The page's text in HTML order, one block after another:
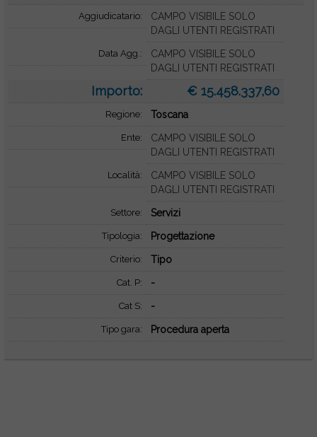
Aggiudicatario:
CAMPO VISIBILE SOLO
DAGLI UTENTI REGISTRATI
Data Agg.:
CAMPO VISIBILE SOLO
DAGLI UTENTI REGISTRATI
Importo: € 15.458.337,60
Regione: Toscana
Ente:
CAMPO VISIBILE SOLO
DAGLI UTENTI REGISTRATI
Località:
CAMPO VISIBILE SOLO
DAGLI UTENTI REGISTRATI
Settore: Servizi
Tipologia: Progettazione
Criterio: Tipo
Cat. P: -
Cat S: -
Tipo gara: Procedura aperta